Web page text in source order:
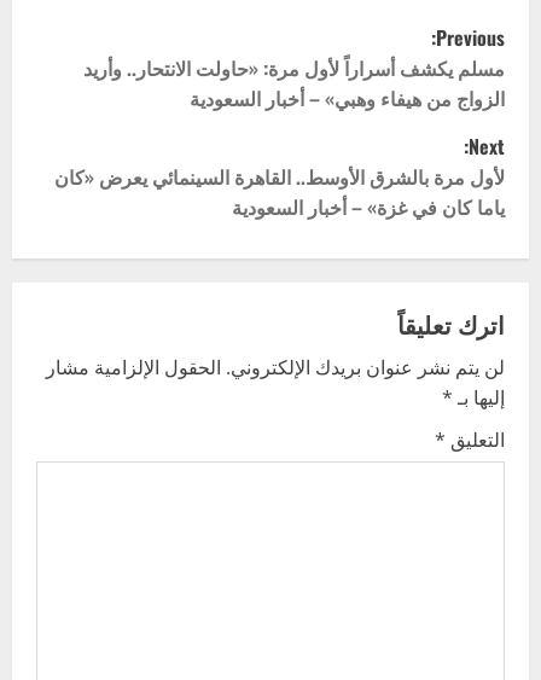
P
o
s
t
n
v
i
g
Previous:
مسلم يكشف أسراراً لأول مرة: «حاولت الانتحار.. وأريد
الزواج من هيفاء وهبي» – أخبار السعودية
Next:
لأول مرة بالشرق الأوسط.. القاهرة السينمائي يعرض «كان
ياما كان في غزة» – أخبار السعودية
اترك تعليقاً
لن يتم نشر عنوان بريدك الإلكتروني. الحقول الإلزامية مشار
إليها بـ*
التعليق *